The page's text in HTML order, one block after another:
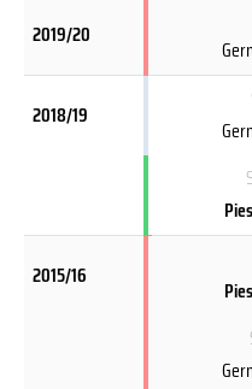
2019/20
2018/19
2015/16